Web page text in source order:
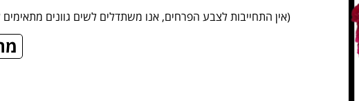
(אין התחייבות לצבע הפרחים, אנו משתדלים לשים גוונים מתאימים